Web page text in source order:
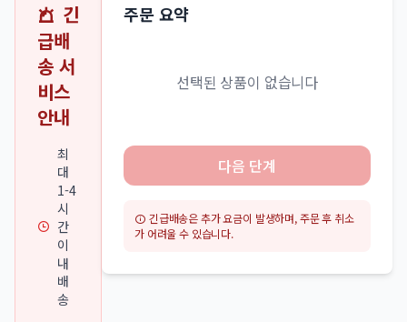
긴
급배
송 서
비스
안내
최
대
1-4
시
간
이
내
배
송
주문 요약
선택된 상품이 없습니다
다음 단계
긴급배송은 추가 요금이 발생하며, 주문 후 취소
가 어려울 수 있습니다.